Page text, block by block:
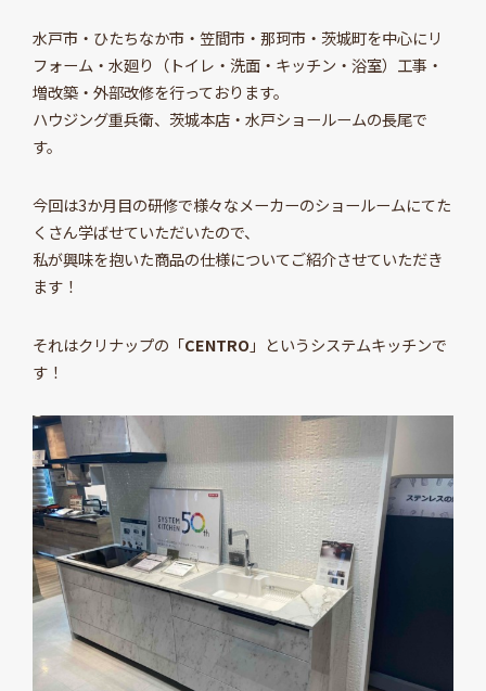
水戸市・ひたちなか市・笠間市・那珂市・茨城町を中心にリ
フォーム・水廻り（トイレ・洗面・キッチン・浴室）工事・
増改築・外部改修を行っております。
ハウジング重兵衛、茨城本店・水戸ショールームの長尾で
す。
今回は3か月目の研修で様々なメーカーのショールームにてた
くさん学ばせていただいたので、
私が興味を抱いた商品の仕様についてご紹介させていただき
ます！
それはクリナップの「CENTRO」というシステムキッチンで
す！